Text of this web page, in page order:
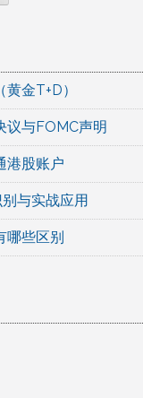
金T+D）
议与FOMC声明
港股账户
与实战应用
哪些区别